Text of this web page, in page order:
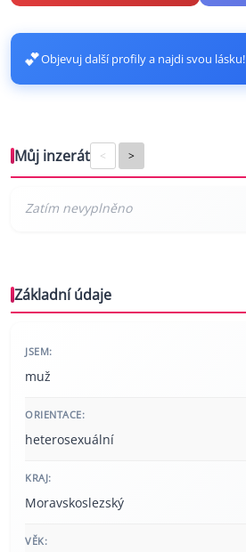
💕Objevuj další profily a najdi svou lásku!
Můj inzerát < >
Základní údaje
JSEM:
muž
ORIENTACE:
heterosexuální
KRAJ:
Moravskoslezský
VĚK: